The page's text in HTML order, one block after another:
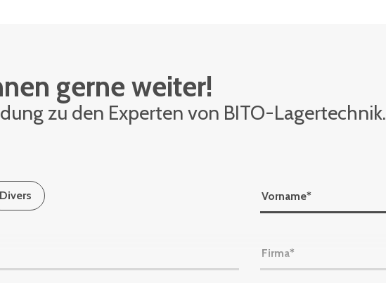
gerne weiter!
zu den Ex­per­ten von BITO-La­ger­tech­nik.
Divers Vorname*
Firma*